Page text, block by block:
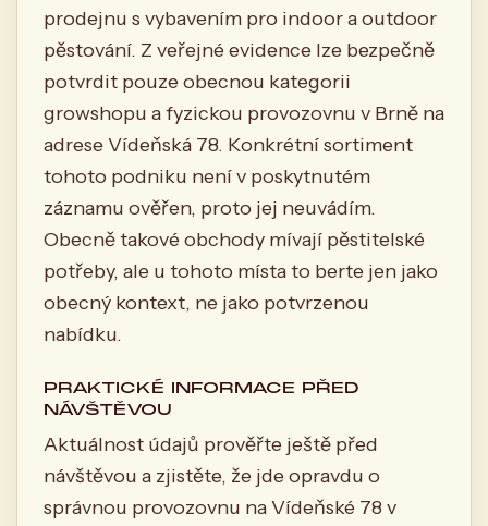
prodejnu s vybavením pro indoor a outdoor
pěstování. Z veřejné evidence lze bezpečně
potvrdit pouze obecnou kategorii
growshopu a fyzickou provozovnu v Brně na
adrese Vídeňská 78. Konkrétní sortiment
tohoto podniku není v poskytnutém
záznamu ověřen, proto jej neuvádím.
Obecně takové obchody mívají pěstitelské
potřeby, ale u tohoto místa to berte jen jako
obecný kontext, ne jako potvrzenou
nabídku.
PRAKTICKÉ INFORMACE PŘED
NÁVŠTĚVOU
Aktuálnost údajů prověřte ještě před
návštěvou a zjistěte, že jde opravdu o
správnou provozovnu na Vídeňské 78 v